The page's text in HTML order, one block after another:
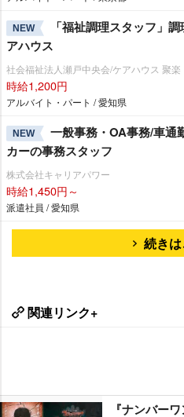
NEW
「福祉調理スタッフ」
アハウス
社会福祉法人瀬戸中央会/ケアハウス 聚楽
時給1,200円
アルバイト・パート / 愛知県
NEW
一般事務・OA事務/車通
カーの事務スタッフ
株式会社キャリアパワー
時給1,450円～
派遣社員 / 愛知県
続き
関連リンク+
『ナンバー